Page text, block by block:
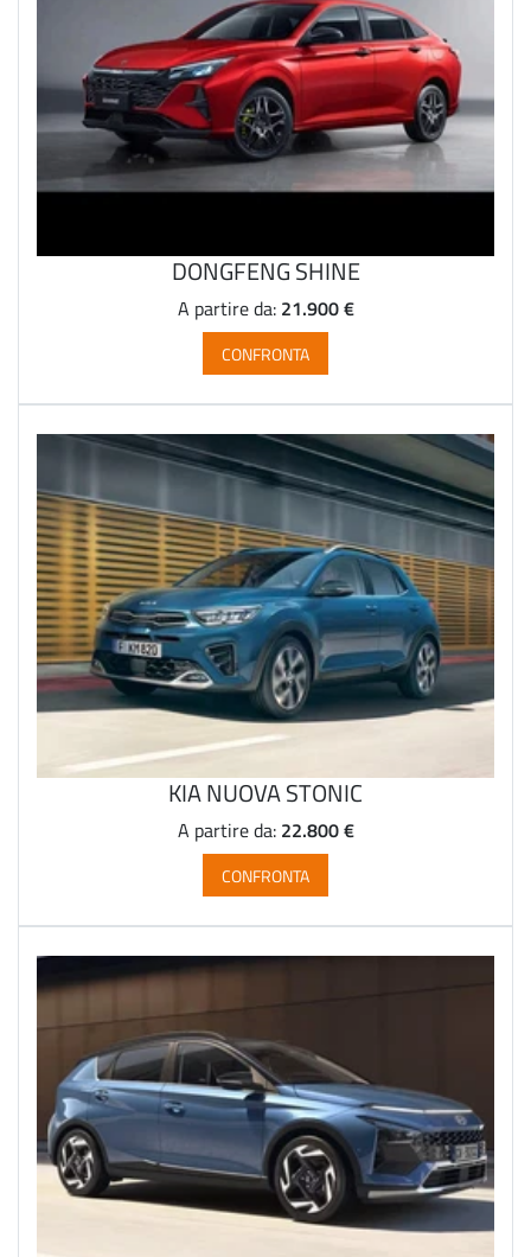
DONGFENG SHINE
A partire da: 21.900 €
CONFRONTA
KIA NUOVA STONIC
A partire da: 22.800 €
CONFRONTA